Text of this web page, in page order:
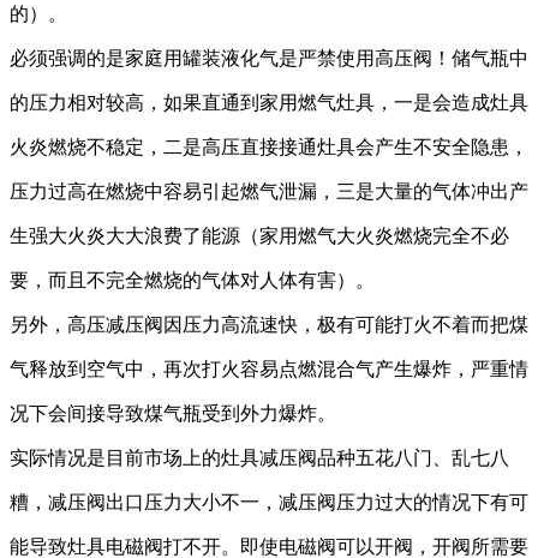
的）。
必须强调的是家庭用罐装液化气是严禁使用高压阀！储气瓶中
的压力相对较高，如果直通到家用燃气灶具，一是会造成灶具
火炎燃烧不稳定，二是高压直接接通灶具会产生不安全隐患，
压力过高在燃烧中容易引起燃气泄漏，三是大量的气体冲出产
生强大火炎大大浪费了能源（家用燃气大火炎燃烧完全不必
要，而且不完全燃烧的气体对人体有害）。
另外，高压减压阀因压力高流速快，极有可能打火不着而把煤
气释放到空气中，再次打火容易点燃混合气产生爆炸，严重情
况下会间接导致煤气瓶受到外力爆炸。
实际情况是目前市场上的灶具减压阀品种五花八门、乱七八
糟，减压阀出口压力大小不一，减压阀压力过大的情况下有可
能导致灶具电磁阀打不开。即使电磁阀可以开阀，开阀所需要